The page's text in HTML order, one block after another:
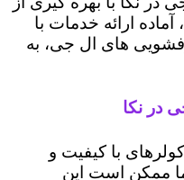
ارائه خدمات با
های ال جی، به
در نکا
با کیفیت و
ممکن است این